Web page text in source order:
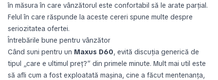
în măsura în care vânzătorul este confortabil să le arate parțial.
Felul în care răspunde la aceste cereri spune multe despre
seriozitatea ofertei.
Întrebările bune pentru vânzător
Când suni pentru un Maxus D60, evită discuția generică de
tipul „care e ultimul preț?” din primele minute. Mult mai util este
să afli cum a fost exploatată mașina, cine a făcut mentenanța,